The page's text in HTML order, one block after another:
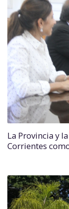
La Provincia y
Corrientes